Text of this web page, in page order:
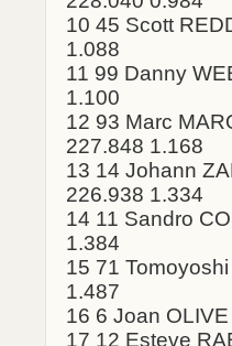
10 45 Scott
1.088
11 99 Danny
1.100
12 93 Marc
227.848 1.168
13 14 Johann
226.938 1.334
14 11 Sandro
1.384
15 71
1.487
16 6 Joan
17 12 Esteve